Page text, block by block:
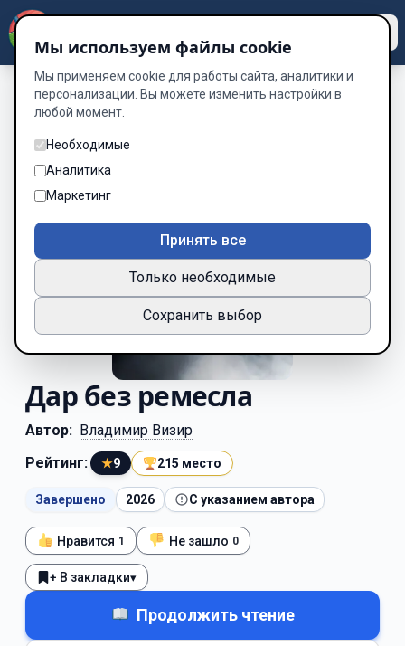
Дар без ремесла
Автор: Владимир Визир
Рейтинг:
★9 215 место
Завершено 2026 С указанием автора
Нравится 1 Не зашло 0
+ В закладки▾
Продолжить чтение
Мы используем файлы cookie
Мы применяем cookie для работы сайта, аналитики и
персонализации. Вы можете изменить настройки в
любой момент.
Необходимые
Аналитика
Маркетинг
Принять все
Только необходимые
Сохранить выбор